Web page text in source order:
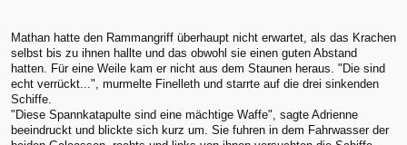
Mathan hatte den Rammangriff überhaupt nicht erwartet, als das Krachen
selbst bis zu ihnen hallte und das obwohl sie einen guten Abstand
hatten. Für eine Weile kam er nicht aus dem Staunen heraus. "Die sind
echt verrückt...", murmelte Finelleth und starrte auf die drei sinkenden
Schiffe.
"Diese Spannkatapulte sind eine mächtige Waffe", sagte Adrienne
beeindruckt und blickte sich kurz um. Sie fuhren in dem Fahrwasser der